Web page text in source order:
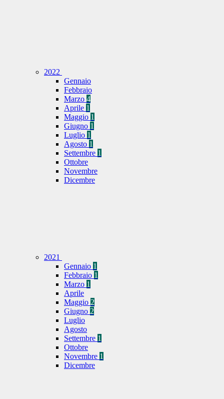
2022
Gennaio
Febbraio
Marzo 4
Aprile 1
Maggio 1
Giugno 1
Luglio 1
Agosto 1
Settembre 1
Ottobre
Novembre
Dicembre
2021
Gennaio 1
Febbraio 1
Marzo 1
Aprile
Maggio 2
Giugno 2
Luglio
Agosto
Settembre 1
Ottobre
Novembre 1
Dicembre